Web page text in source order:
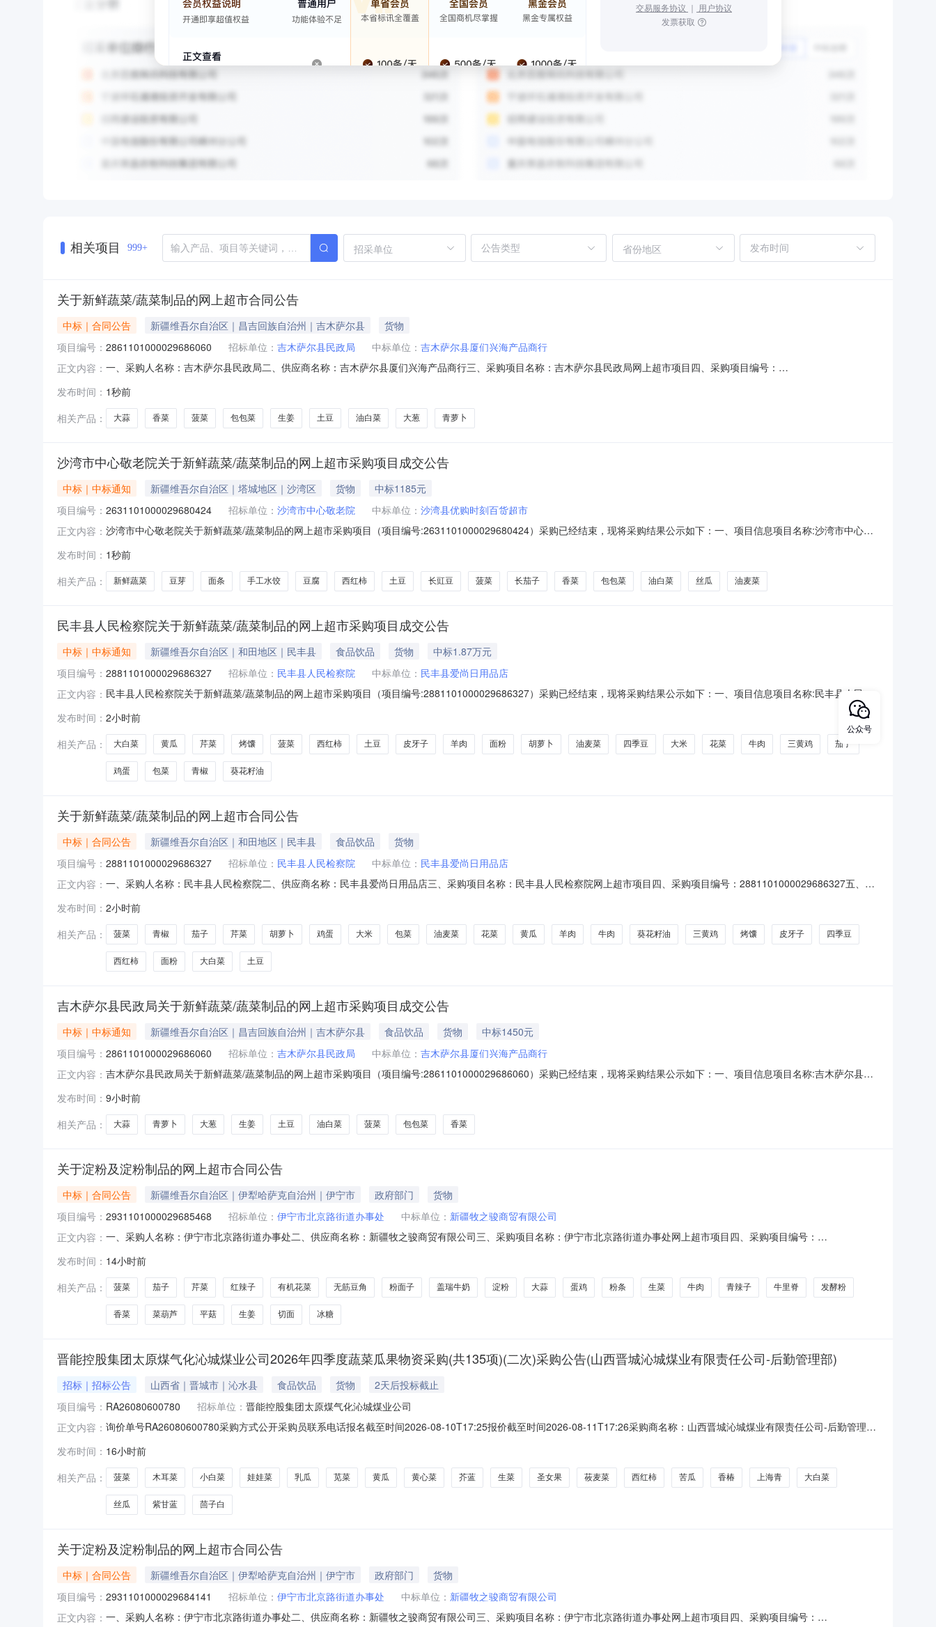
交易服务协议 ｜ 用户协议
发票获取
相关项目 999+ 招采单位 省份地区
关于新鲜蔬菜/蔬菜制品的网上超市合同公告
中标｜合同公告 新疆维吾尔自治区｜昌吉回族自治州｜吉木萨尔县
货物
项目编号： 2861101000029686060 招标单位： 吉木萨尔县民政局 中标单位： 吉木萨尔县厦们兴海产品商行
正文内容： 一、采购人名称：吉木萨尔县民政局二、供应商名称：吉木萨尔县厦们兴海产品商行三、采购项目名称：吉木萨尔县民政局网上超市项目四、采购项目编号：
20.00102002本地郎新鲜蔬菜/蔬菜制品大葱本地郎大葱公斤20.004803本地郎干货/土特产生姜本地郎生姜公斤10.00111104本地郎新鲜蔬菜/蔬菜制品油白菜1kg本地郎
发布时间： 1秒前
相关产品：
大蒜 香菜 菠菜 包包菜 生姜 土豆 油白菜 大葱 青萝卜
沙湾市中心敬老院关于新鲜蔬菜/蔬菜制品的网上超市采购项目成交公告
中标｜中标通知 新疆维吾尔自治区｜塔城地区｜沙湾区 货物
中标1185元
项目编号： 2631101000029680424 招标单位： 沙湾市中心敬老院 中标单位： 沙湾县优购时刻百货超市
正文内容： 沙湾市中心敬老院关于新鲜蔬菜/蔬菜制品的网上超市采购项目（项目编号:2631101000029680424）采购已经结束，现将采购结果公示如下：一、项目信息项目名称:沙湾市中心敬
码:654223项目所在行政区划名称:新疆维吾尔自治区塔城地区沙湾市报价起止时间:-二、采购单位信息采购单位名称:沙湾市中心敬老院采购单位地址:沙湾市桃园街道
发布时间： 1秒前
相关产品：
新鲜蔬菜 豆芽 面条 手工水饺 豆腐 西红柿 土豆 长豇豆 菠菜 长茄子 香菜 包包菜 油白菜 丝瓜 油麦菜
民丰县人民检察院关于新鲜蔬菜/蔬菜制品的网上超市采购项目成交公告
中标｜中标通知 新疆维吾尔自治区｜和田地区｜民丰县 食品饮品 货物
中标1.87万元
项目编号： 2881101000029686327 招标单位： 民丰县人民检察院 中标单位： 民丰县爱尚日用品店
正文内容： 民丰县人民检察院关于新鲜蔬菜/蔬菜制品的网上超市采购项目（项目编号:2881101000029686327）采购已经结束，现将采购结果公示如下：一、项目信息项目名称:民丰县人民检
察院关于新鲜蔬菜/蔬菜制品的网上超市采购项目采购项目项目编号:2881101000029686327项目联系人:吴格日乐图项目联系电话:0903-6750287采购计划文号:采购计划金额（元）:
项目所在行政区划编码:653299项目所在行政区划名称:和田地区本级报价起止时间:-二、采购单位信息采购单位名称:民丰县人民检察院采购单位地址:民丰
发布时间： 2小时前
相关产品：
大白菜 黄瓜 芹菜 烤馕 菠菜 西红柿 土豆 皮牙子 羊肉 面粉 胡萝卜 油麦菜 四季豆 大米 花菜 牛肉 三黄鸡 茄子
鸡蛋 包菜 青椒 葵花籽油
关于新鲜蔬菜/蔬菜制品的网上超市合同公告
中标｜合同公告 新疆维吾尔自治区｜和田地区｜民丰县 食品饮品
货物
项目编号： 2881101000029686327 招标单位： 民丰县人民检察院 中标单位： 民丰县爱尚日用品店
正文内容： 一、采购人名称：民丰县人民检察院二、供应商名称：民丰县爱尚日用品店三、采购项目名称：民丰县人民检察院网上超市项目四、采购项目编号：2881101000029686327五、合
新鲜鸡蛋/盘无品牌新鲜鸡蛋托10.00202003鲁花6.18L葵花籽油葵花仁油/桶1桶鲁花6.18L桶12.0011013204柴火大院米类五常稻香
发布时间： 2小时前
相关产品：
菠菜 青椒 茄子 芹菜 胡萝卜 鸡蛋 大米 包菜 油麦菜 花菜 黄瓜 羊肉 牛肉 葵花籽油 三黄鸡 烤馕 皮牙子 四季豆
西红柿 面粉 大白菜 土豆
吉木萨尔县民政局关于新鲜蔬菜/蔬菜制品的网上超市采购项目成交公告
中标｜中标通知 新疆维吾尔自治区｜昌吉回族自治州｜吉木萨尔县 食品饮品 货物
中标1450元
项目编号： 2861101000029686060 招标单位： 吉木萨尔县民政局 中标单位： 吉木萨尔县厦们兴海产品商行
正文内容： 吉木萨尔县民政局关于新鲜蔬菜/蔬菜制品的网上超市采购项目（项目编号:2861101000029686060）采购已经结束，现将采购结果公示如下：一、项目信息项目名称:吉木萨尔县民
划编码:652327项目所在行政区划名称:新疆维吾尔自治区昌吉回族自治州吉木萨尔县报价起止时间:-二、采购单位信息采购单位名称:吉木萨尔县民政局采购单位地址:
发布时间： 9小时前
相关产品：
大蒜 青萝卜 大葱 生姜 土豆 油白菜 菠菜 包包菜 香菜
关于淀粉及淀粉制品的网上超市合同公告
中标｜合同公告 新疆维吾尔自治区｜伊犁哈萨克自治州｜伊宁市 政府部门
货物
项目编号： 2931101000029685468 招标单位： 伊宁市北京路街道办事处 中标单位： 新疆牧之骏商贸有限公司
正文内容： 一、采购人名称：伊宁市北京路街道办事处二、供应商名称：新疆牧之骏商贸有限公司三、采购项目名称：伊宁市北京路街道办事处网上超市项目四、采购项目编号：
5.002102新鲜蔬菜/蔬菜制品-生菜无品牌生菜千克2.00122431淀粉及淀粉制品-粉面子无品牌1千克2.009184淀粉及淀粉制品无品牌淀粉千克1.00885新鲜蔬菜/蔬菜制
发布时间： 14小时前
相关产品：
菠菜 茄子 芹菜 红辣子 有机花菜 无筋豆角 粉面子 盖瑞牛奶 淀粉 大蒜 蛋鸡 粉条 生菜 牛肉 青辣子 牛里脊 发酵粉
香菜 菜葫芦 平菇 生姜 切面 冰糖
晋能控股集团太原煤气化沁城煤业公司2026年四季度蔬菜瓜果物资采购(共135项)(二次)采购公告(山西晋城沁城煤业有限责任公司-后勤管理部)
招标｜招标公告 山西省｜晋城市｜沁水县 食品饮品 货物
2天后投标截止
项目编号： RA26080600780 招标单位： 晋能控股集团太原煤气化沁城煤业公司
正文内容： 询价单号RA26080600780采购方式公开采购员联系电话报名截至时间2026-08-10T17:25报价截至时间2026-08-11T17:26采购商名称：山西晋城沁城煤业有限责任公司-后勤管理部
240.0kg2027-01-01西红柿散称6000.0kg2027-01-01青西红柿散称300.0kg2027-0
发布时间： 16小时前
相关产品：
菠菜 木耳菜 小白菜 娃娃菜 乳瓜 苋菜 黄瓜 黄心菜 芥蓝 生菜 圣女果 莜麦菜 西红柿 苦瓜 香椿 上海青 大白菜
丝瓜 紫甘蓝 茴子白
关于淀粉及淀粉制品的网上超市合同公告
中标｜合同公告 新疆维吾尔自治区｜伊犁哈萨克自治州｜伊宁市 政府部门
货物
项目编号： 2931101000029684141 招标单位： 伊宁市北京路街道办事处 中标单位： 新疆牧之骏商贸有限公司
正文内容： 一、采购人名称：伊宁市北京路街道办事处二、供应商名称：新疆牧之骏商贸有限公司三、采购项目名称：伊宁市北京路街道办事处网上超市项目四、采购项目编号：
公众号